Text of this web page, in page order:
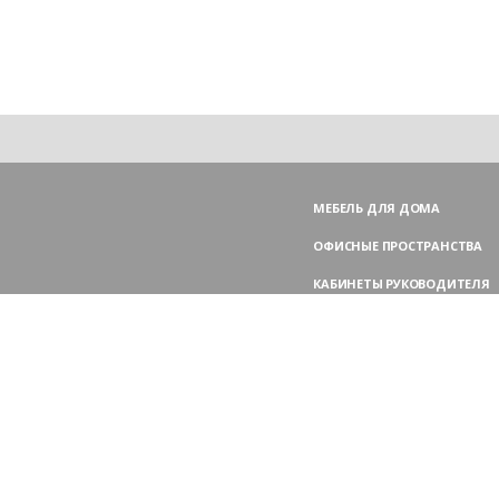
МЕБЕЛЬ ДЛЯ ДОМА
ОФИСНЫЕ ПРОСТРАНСТВА
КАБИНЕТЫ РУКОВОДИТЕЛЯ